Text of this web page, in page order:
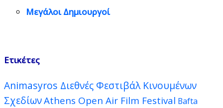
Μεγάλοι Δημιουργοί
Ετικέτες
Animasyros Διεθνές Φεστιβάλ Κινουμένων
ΣχεδίωνAthens Open Air Film Festival Bafta